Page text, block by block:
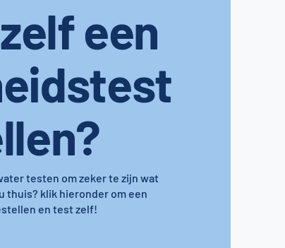
een
testen om zeker te zijn wat
thuis? klik hieronder om een
en test zelf!